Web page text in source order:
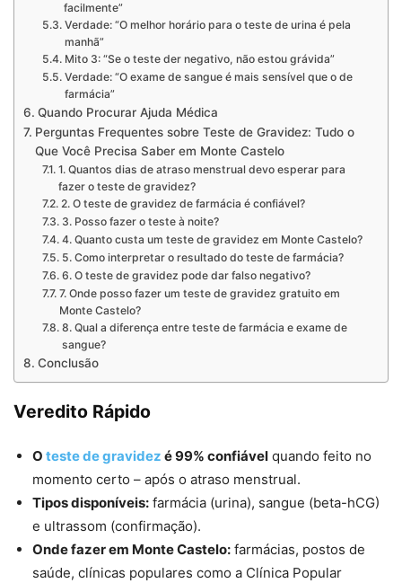
facilmente”
Verdade: “O melhor horário para o teste de urina é pela
manhã”
Mito 3: “Se o teste der negativo, não estou grávida”
Verdade: “O exame de sangue é mais sensível que o de
farmácia”
Quando Procurar Ajuda Médica
Perguntas Frequentes sobre Teste de Gravidez: Tudo o
Que Você Precisa Saber em Monte Castelo
1. Quantos dias de atraso menstrual devo esperar para
fazer o teste de gravidez?
2. O teste de gravidez de farmácia é confiável?
3. Posso fazer o teste à noite?
4. Quanto custa um teste de gravidez em Monte Castelo?
5. Como interpretar o resultado do teste de farmácia?
6. O teste de gravidez pode dar falso negativo?
7. Onde posso fazer um teste de gravidez gratuito em
Monte Castelo?
8. Qual a diferença entre teste de farmácia e exame de
sangue?
Conclusão
Veredito Rápido
O teste de gravidez é 99% confiável quando feito no
momento certo – após o atraso menstrual.
Tipos disponíveis: farmácia (urina), sangue (beta-hCG)
e ultrassom (confirmação).
Onde fazer em Monte Castelo: farmácias, postos de
saúde, clínicas populares como a Clínica Popular